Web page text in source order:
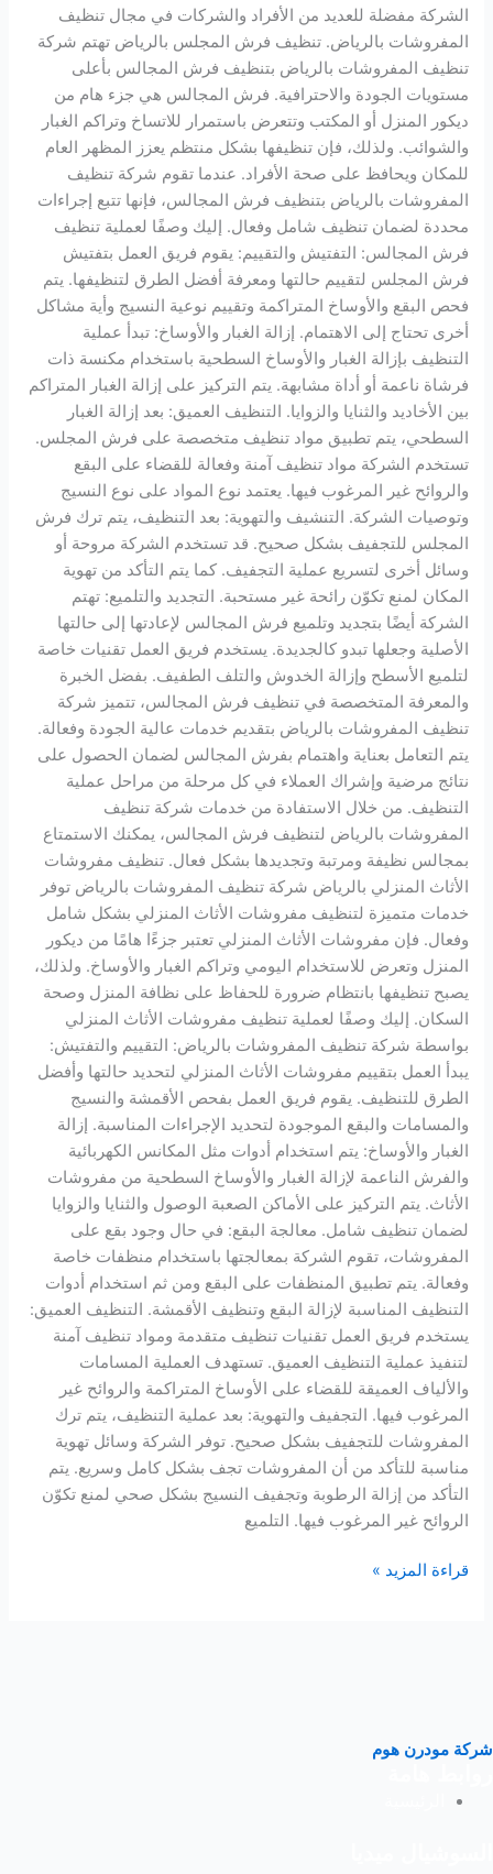
الشركة مفضلة للعديد من الأفراد والشركات في مجال تنظيف
المفروشات بالرياض. تنظيف فرش المجلس بالرياض تهتم شركة
تنظيف المفروشات بالرياض بتنظيف فرش المجالس بأعلى
مستويات الجودة والاحترافية. فرش المجالس هي جزء هام من
ديكور المنزل أو المكتب وتتعرض باستمرار للاتساخ وتراكم الغبار
والشوائب. ولذلك، فإن تنظيفها بشكل منتظم يعزز المظهر العام
للمكان ويحافظ على صحة الأفراد. عندما تقوم شركة تنظيف
المفروشات بالرياض بتنظيف فرش المجالس، فإنها تتبع إجراءات
محددة لضمان تنظيف شامل وفعال. إليك وصفًا لعملية تنظيف
فرش المجالس: التفتيش والتقييم: يقوم فريق العمل بتفتيش
فرش المجلس لتقييم حالتها ومعرفة أفضل الطرق لتنظيفها. يتم
فحص البقع والأوساخ المتراكمة وتقييم نوعية النسيج وأية مشاكل
أخرى تحتاج إلى الاهتمام. إزالة الغبار والأوساخ: تبدأ عملية
التنظيف بإزالة الغبار والأوساخ السطحية باستخدام مكنسة ذات
فرشاة ناعمة أو أداة مشابهة. يتم التركيز على إزالة الغبار المتراكم
بين الأخاديد والثنايا والزوايا. التنظيف العميق: بعد إزالة الغبار
السطحي، يتم تطبيق مواد تنظيف متخصصة على فرش المجلس.
تستخدم الشركة مواد تنظيف آمنة وفعالة للقضاء على البقع
والروائح غير المرغوب فيها. يعتمد نوع المواد على نوع النسيج
وتوصيات الشركة. التنشيف والتهوية: بعد التنظيف، يتم ترك فرش
المجلس للتجفيف بشكل صحيح. قد تستخدم الشركة مروحة أو
وسائل أخرى لتسريع عملية التجفيف. كما يتم التأكد من تهوية
المكان لمنع تكوّن رائحة غير مستحبة. التجديد والتلميع: تهتم
الشركة أيضًا بتجديد وتلميع فرش المجالس لإعادتها إلى حالتها
الأصلية وجعلها تبدو كالجديدة. يستخدم فريق العمل تقنيات خاصة
لتلميع الأسطح وإزالة الخدوش والتلف الطفيف. بفضل الخبرة
والمعرفة المتخصصة في تنظيف فرش المجالس، تتميز شركة
تنظيف المفروشات بالرياض بتقديم خدمات عالية الجودة وفعالة.
يتم التعامل بعناية واهتمام بفرش المجالس لضمان الحصول على
نتائج مرضية وإشراك العملاء في كل مرحلة من مراحل عملية
التنظيف. من خلال الاستفادة من خدمات شركة تنظيف
المفروشات بالرياض لتنظيف فرش المجالس، يمكنك الاستمتاع
بمجالس نظيفة ومرتبة وتجديدها بشكل فعال. تنظيف مفروشات
الأثاث المنزلي بالرياض شركة تنظيف المفروشات بالرياض توفر
خدمات متميزة لتنظيف مفروشات الأثاث المنزلي بشكل شامل
وفعال. فإن مفروشات الأثاث المنزلي تعتبر جزءًا هامًا من ديكور
المنزل وتعرض للاستخدام اليومي وتراكم الغبار والأوساخ. ولذلك،
يصبح تنظيفها بانتظام ضرورة للحفاظ على نظافة المنزل وصحة
السكان. إليك وصفًا لعملية تنظيف مفروشات الأثاث المنزلي
بواسطة شركة تنظيف المفروشات بالرياض: التقييم والتفتيش:
يبدأ العمل بتقييم مفروشات الأثاث المنزلي لتحديد حالتها وأفضل
الطرق للتنظيف. يقوم فريق العمل بفحص الأقمشة والنسيج
والمسامات والبقع الموجودة لتحديد الإجراءات المناسبة. إزالة
الغبار والأوساخ: يتم استخدام أدوات مثل المكانس الكهربائية
والفرش الناعمة لإزالة الغبار والأوساخ السطحية من مفروشات
الأثاث. يتم التركيز على الأماكن الصعبة الوصول والثنايا والزوايا
لضمان تنظيف شامل. معالجة البقع: في حال وجود بقع على
المفروشات، تقوم الشركة بمعالجتها باستخدام منظفات خاصة
وفعالة. يتم تطبيق المنظفات على البقع ومن ثم استخدام أدوات
التنظيف المناسبة لإزالة البقع وتنظيف الأقمشة. التنظيف العميق:
يستخدم فريق العمل تقنيات تنظيف متقدمة ومواد تنظيف آمنة
لتنفيذ عملية التنظيف العميق. تستهدف العملية المسامات
والألياف العميقة للقضاء على الأوساخ المتراكمة والروائح غير
المرغوب فيها. التجفيف والتهوية: بعد عملية التنظيف، يتم ترك
المفروشات للتجفيف بشكل صحيح. توفر الشركة وسائل تهوية
مناسبة للتأكد من أن المفروشات تجف بشكل كامل وسريع. يتم
التأكد من إزالة الرطوبة وتجفيف النسيج بشكل صحي لمنع تكوّن
الروائح غير المرغوب فيها. التلميع
قراءة المزيد »
شركة مودرن هوم